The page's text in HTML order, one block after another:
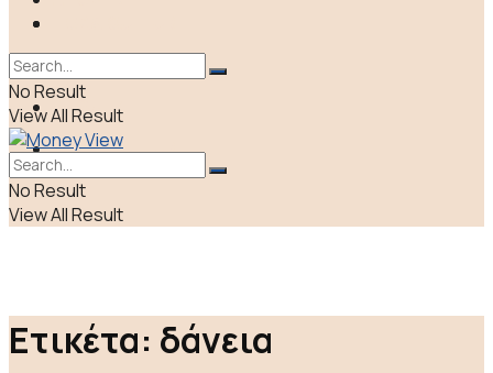
ΕΛΛΑΔΑ
ΑΠΟΨΕΙΣ
LIFE & CULTURE
No Result
View All Result
No Result
View All Result
Ετικέτα: δάνεια